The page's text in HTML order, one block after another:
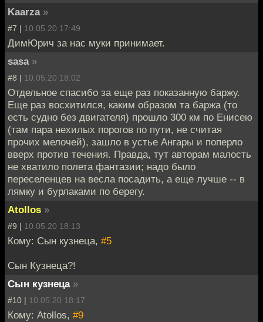
Kaarza »
#7 | 10.05.20 17:49
ДимЮрич за нас муки принимает.
sasa »
#8 | 10.05.20 18:02
Отдельное спасибо за еще раз показанную баржу.
Еще раз восхитился, каким образом та баржа (то
есть судно без двигателя) прошло 300 км по Енисею
(там пара нехилых порогов по пути, не считая
прочих мелочей), зашло в устье Ангары и поперло
вверх против течения. Правда, тут авторам малость
не хватило полета фантазии; надо было
переселенцев на весла посадить, а еще лучше -- в
лямку и бурлаками по берегу.
Atollos »
#9 | 10.05.20 18:13
Кому: Сын кузнеца, #5
Сын Кузнеца?!
Сын кузнеца »
#10 | 10.05.20 18:17
Кому: Atollos, #9